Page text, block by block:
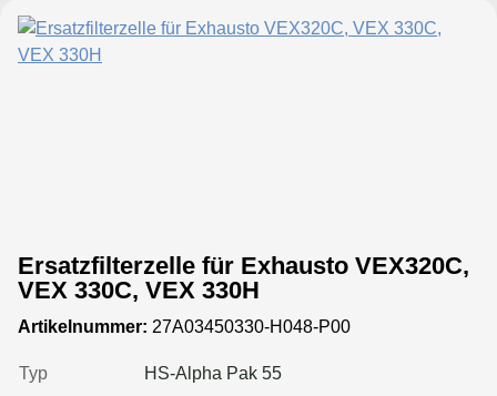
Ersatzfilterzelle für Exhausto VEX320C,
VEX 330C, VEX 330H
Artikelnummer: 27A03450330-H048-P00
Typ
HS-Alpha Pak 55